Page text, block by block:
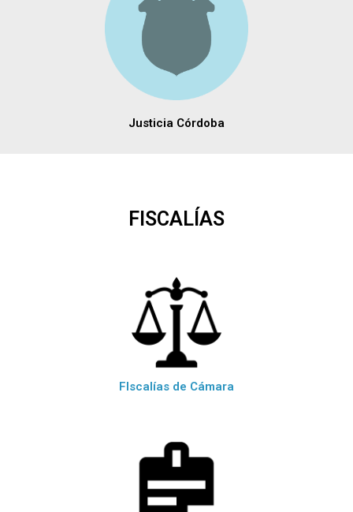
Justicia Córdoba
FISCALÍAS
FIscalías de Cámara